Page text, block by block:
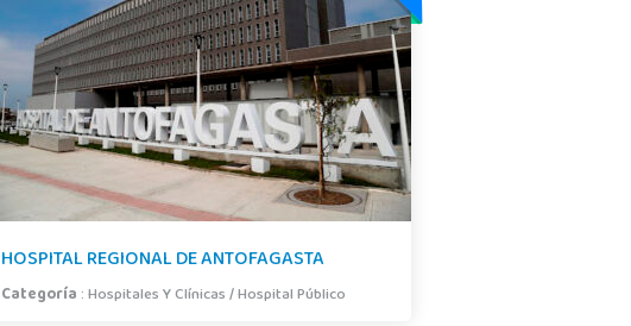
HOSPITAL REGIONAL DE ANTOFAGASTA
Categoría :Hospitales Y Clínicas/Hospital Público